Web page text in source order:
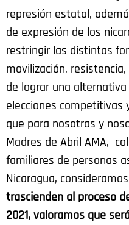
represión estatal,
de expresión de los
restringir las distintas
movilización,
de lograr una
elecciones competitivas
que para nosotras y
Madres de Abril AMA,
familiares de personas
Nicaragua,
trascienden al proceso
2021, valoramos que